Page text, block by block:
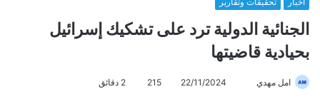
الجنائية الدولية ترد على تشكيك إسرائيل
بحيادية قاضيتها
امل مهدي 22/11/2024
215